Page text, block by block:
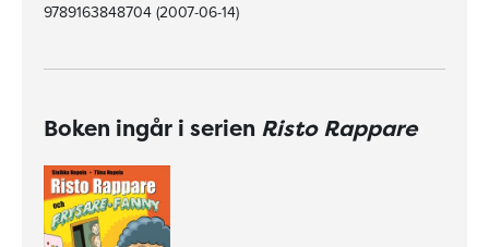
9789163848704 (2007-06-14)
Boken ingår i serien Risto Rappare